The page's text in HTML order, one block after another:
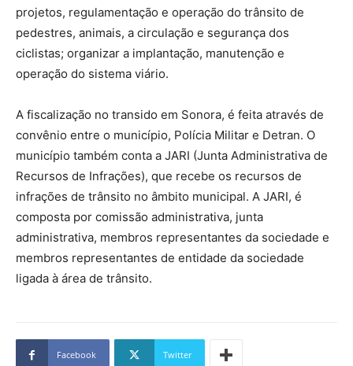
projetos, regulamentação e operação do trânsito de
pedestres, animais, a circulação e segurança dos
ciclistas; organizar a implantação, manutenção e
operação do sistema viário.
A fiscalização no transido em Sonora, é feita através de
convênio entre o município, Polícia Militar e Detran. O
município também conta a JARI (Junta Administrativa de
Recursos de Infrações), que recebe os recursos de
infrações de trânsito no âmbito municipal. A JARI, é
composta por comissão administrativa, junta
administrativa, membros representantes da sociedade e
membros representantes de entidade da sociedade
ligada à área de trânsito.
Facebook Twitter